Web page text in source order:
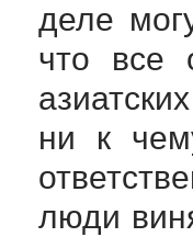
деле
что все
ни к
люди